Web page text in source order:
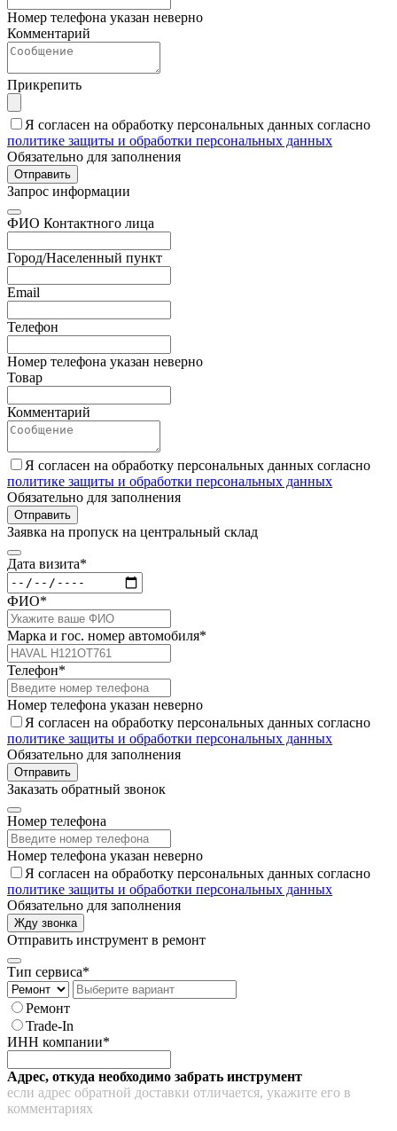
Номер телефона указан неверно
Комментарий
Прикрепить
Я согласен на обработку персональных данных согласно
политике защиты и обработки персональных данных
Обязательно для заполнения
Отправить
Запрос информации
ФИО Контактного лица
Город/Населенный пункт
Email
Телефон
Номер телефона указан неверно
Товар
Комментарий
Я согласен на обработку персональных данных согласно
политике защиты и обработки персональных данных
Обязательно для заполнения
Отправить
Заявка на пропуск на центральный склад
Дата визита*
ФИО*
Марка и гос. номер автомобиля*
Телефон*
Номер телефона указан неверно
Я согласен на обработку персональных данных согласно
политике защиты и обработки персональных данных
Обязательно для заполнения
Отправить
Заказать обратный звонок
Номер телефона
Номер телефона указан неверно
Я согласен на обработку персональных данных согласно
политике защиты и обработки персональных данных
Обязательно для заполнения
Жду звонка
Отправить инструмент в ремонт
Тип сервиса*
Ремонт
Trade-In
ИНН компании*
Адрес, откуда необходимо забрать инструмент
если адрес обратной доставки отличается, укажите его в
комментариях